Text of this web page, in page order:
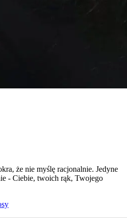
że nie myślę racjonalnie. Jedyne
- Ciebie, twoich rąk, Twojego